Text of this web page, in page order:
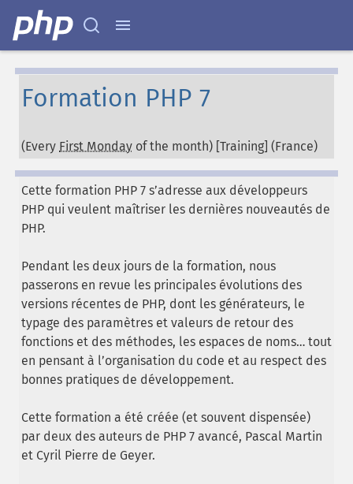
Formation PHP 7
(Every First Monday of the month) [Training] (France)
Cette formation PHP 7 s’adresse aux développeurs
PHP qui veulent maîtriser les dernières nouveautés de
PHP.
Pendant les deux jours de la formation, nous
passerons en revue les principales évolutions des
versions récentes de PHP, dont les générateurs, le
typage des paramètres et valeurs de retour des
fonctions et des méthodes, les espaces de noms… tout
en pensant à l’organisation du code et au respect des
bonnes pratiques de développement.
Cette formation a été créée (et souvent dispensée)
par deux des auteurs de PHP 7 avancé, Pascal Martin
et Cyril Pierre de Geyer.